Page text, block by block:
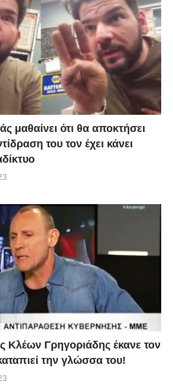
και έναν πιο ώριμο
και πείτε μας τη γνώμη
μαθαίνει ότι θα αποκτήσει
του τον έχει κάνει
Κλέων Γρηγοριάδης έκανε τον
την γλώσσα του!